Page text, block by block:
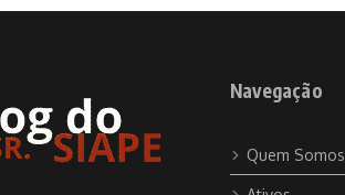
Navegação
Quem Somos